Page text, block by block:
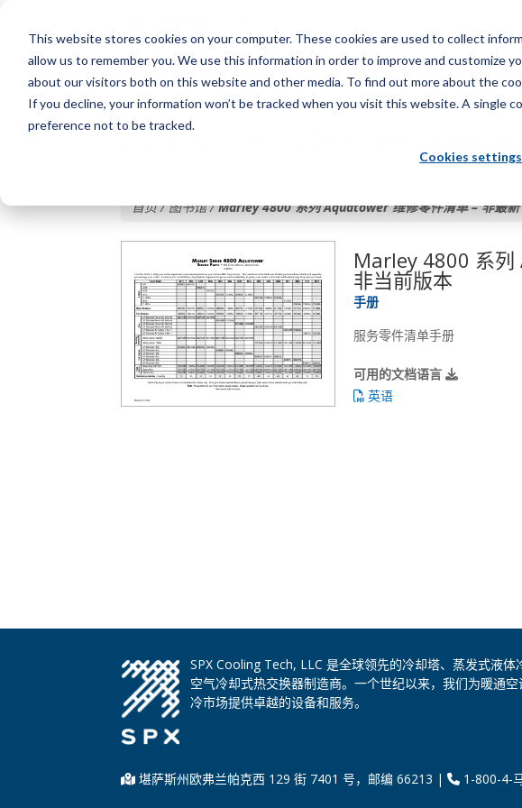
This website stores cookies on your computer. These cookies are used to collect
allow us to remember you. We use this information in order to improve and customize
about our visitors both on this website and other media. To find out more about the
If you decline, your information won’t be tracked when you visit this website. A single
preference not to be tracked.
Cookies settings
Marley 4800 系列 Aquatower
首页 / 图书馆 /Marley 4800 系列 Aquatower 维修零件清单 – 非最新
Marley 4800 系
非当前版本
手册
服务零件清单手册
可用的文档语言
英语
SPX Cooling Tech, LLC 是全球领先的冷却塔、蒸发式液体
空气冷却式热交换器制造商。一个世纪以来，我们为暖通
冷市场提供卓越的设备和服务。
堪萨斯州欧弗兰帕克西 129 街 7401 号，邮编 66213 | 1-800-4-